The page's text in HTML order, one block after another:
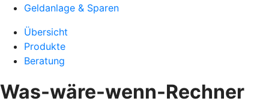
Geldanlage & Sparen
Übersicht
Produkte
Beratung
Was-wäre-wenn-Rechner